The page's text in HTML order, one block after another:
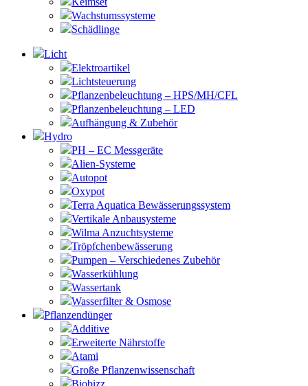
Wachstumssysteme
Schädlinge
Licht
Elektroartikel
Lichtsteuerung
Pflanzenbeleuchtung – HPS/MH/CFL
Pflanzenbeleuchtung – LED
Aufhängung & Zubehör
Hydro
PH – EC Messgeräte
Alien-Systeme
Autopot
Oxypot
Terra Aquatica Bewässerungssystem
Vertikale Anbausysteme
Wilma Anzuchtsysteme
Tröpfchenbewässerung
Pumpen – Verschiedenes Zubehör
Wasserkühlung
Wassertank
Wasserfilter & Osmose
Pflanzendünger
Additive
Erweiterte Nährstoffe
Atami
Große Pflanzenwissenschaft
Biobizz